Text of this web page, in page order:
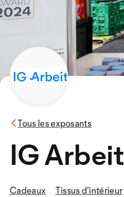
Tous les exposants
IG Arbeit
Cadeaux Tissus d'intérieur